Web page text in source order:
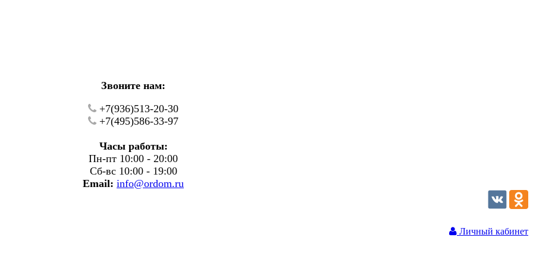
Звоните нам:
+7(936)513-20-30
+7(495)586-33-97
Часы работы:
Пн-пт 10:00 - 20:00
Сб-вс 10:00 - 19:00
Email: info@ordom.ru
Личный кабинет